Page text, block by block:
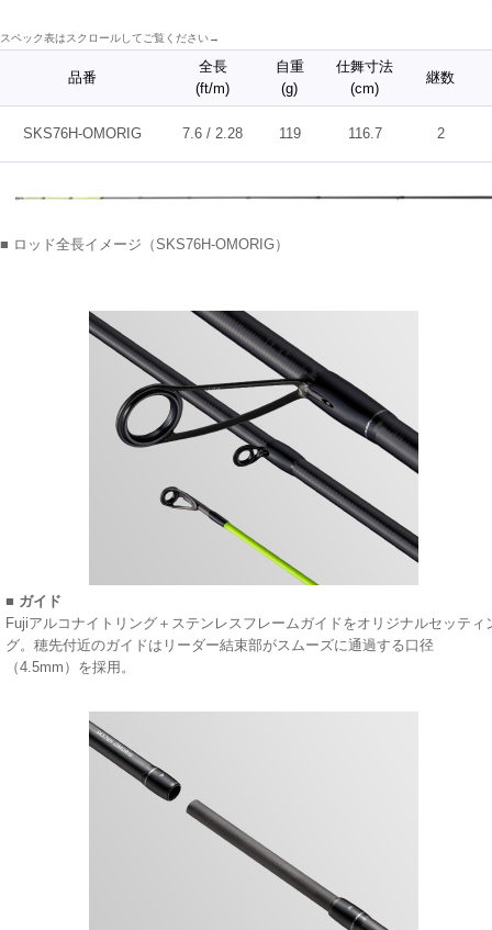
スペック表はスクロールしてご覧ください→
品番
全長
(ft/m)
自重
(g)
仕舞寸法
(cm)
継数
SKS76H-OMORIG 7.6 / 2.28 119 116.7 2
■ ロッド全長イメージ（SKS76H-OMORIG）
■ ガイド
Fujiアルコナイトリング＋ステンレスフレームガイドをオリジナルセッティ
グ。穂先付近のガイドはリーダー結束部がスムーズに通過する口径
（4.5mm）を採用。